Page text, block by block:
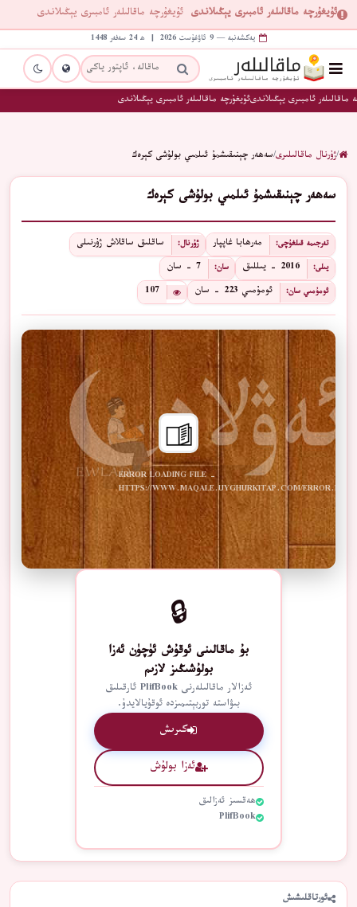
ئۇيغۇرچە ماقالىلەر ئامبىرى يېڭىلاندى ئۇيغۇرچە ماقالىلەر ئامبىرى يېڭىلاندى
يەكشەنبە — 9 ئاۋغۇست 2026 | ھ 24 سەفەر 1448
ماقالىلەر ئامبىرى يېڭىلاندىئۇيغۇرچە ماقالىلەر ئامبىرى يېڭىلاندى
/ژۇرنال ماقالىلىرى/سەھەر چېنىقىشمۇ ئىلمىي بولۇشى كېرەك
سەھەر چېنىقىشمۇ ئىلمىي بولۇشى كېرەك
تەرجىمە قىلغۇچى: مەرھابا غاپپار ژۇرنال: ساقلىق ساقلاش ژۇرنىلى
يىلى: 2016 - يىللىق سان: 7 - سان
ئومۇمىي سان: ئومۇمىي 223 - سان 107
ERROR LOADING FILE -
HTTPS://WWW.MAQALE.UYGHURKITAP.COM/ERROR.PDF
🔒
بۇ ماقالىنى ئوقۇش ئۈچۈن ئەزا
بولۇشىڭىز لازىم
ئەزالار ماقالىلەرنى PlifBook ئارقىلىق
بىۋاستە توربېتىمىزدە ئوقۇيالايدۇ.
كىرىش
ئەزا بولۇش
ھەقسىز ئەزالىق
PlifBook
ئورتاقلىشىش